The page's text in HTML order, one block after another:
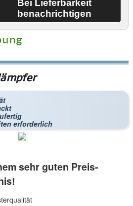
erforderlich
sehr guten Preis-